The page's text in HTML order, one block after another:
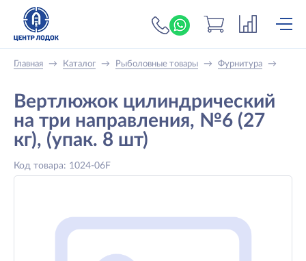
+7 (919) 698-56-
Главная → Каталог → Рыболовные товары → Фурнитура →
Вертлюжок цилиндрический
на три направления, №6 (27
кг), (упак. 8 шт)
Код товара: 1024-06F